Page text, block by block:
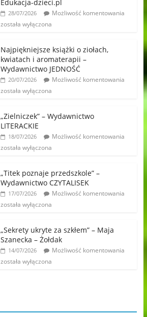
Edukacja-dzieci.pl
28/07/2026
Możliwość komentowania
została wyłączona
Najpiękniejsze książki o ziołach,
kwiatach i aromaterapii –
Wydawnictwo JEDNOŚĆ
20/07/2026
Możliwość komentowania
została wyłączona
„Zielniczek” – Wydawnictwo
LITERACKIE
18/07/2026
Możliwość komentowania
została wyłączona
„Titek poznaje przedszkole” –
Wydawnictwo CZYTALISEK
17/07/2026
Możliwość komentowania
została wyłączona
„Sekrety ukryte za szkłem” – Maja
Szanecka – Żołdak
14/07/2026
Możliwość komentowania
została wyłączona